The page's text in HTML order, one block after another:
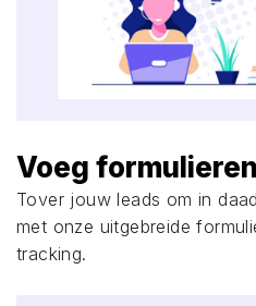
Voeg
Tover jouw leads om in
met onze uitgebreide
tracking.